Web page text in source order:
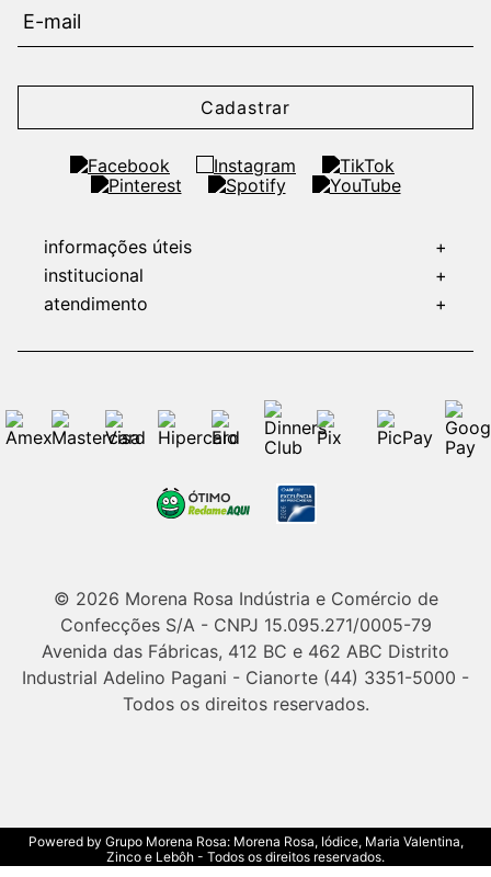
Cadastrar
informações úteis
+
institucional
+
atendimento
+
© 2026 Morena Rosa Indústria e Comércio de
Confecções S/A - CNPJ 15.095.271/0005-79
Avenida das Fábricas, 412 BC e 462 ABC Distrito
Industrial Adelino Pagani - Cianorte (44) 3351-5000 -
Todos os direitos reservados.
Powered by Grupo Morena Rosa: Morena Rosa, Iódice, Maria Valentina,
Zinco e Lebôh - Todos os direitos reservados.